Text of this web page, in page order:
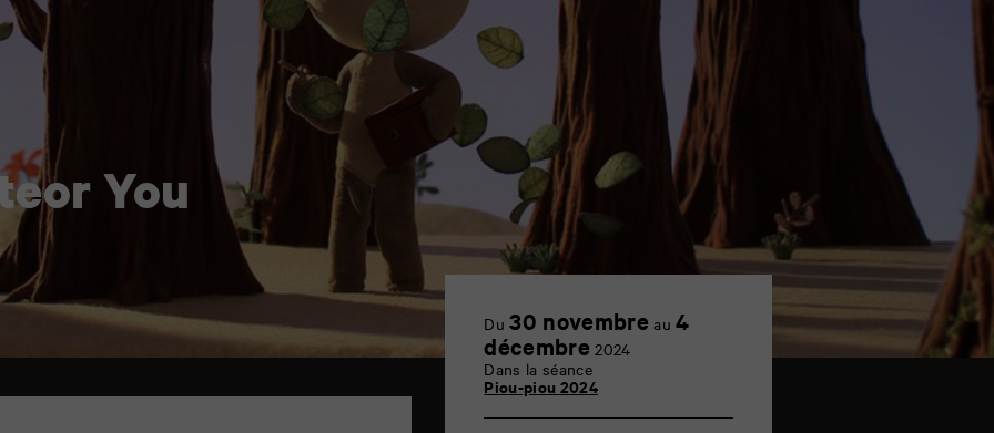
You
Du30 novembre au4
décembre 2024
Dans la séance
Piou-piou 2024